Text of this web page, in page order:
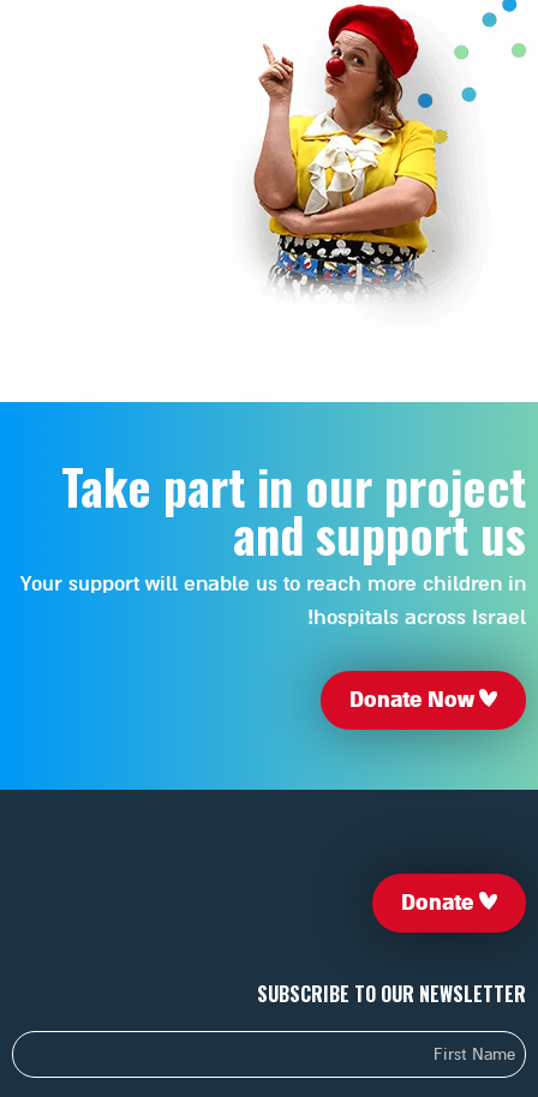
Take part in our project
and support us
Your support will enable us to reach more children in
hospitals across Israel!
Donate Now
SUBSCRIBE TO OUR NEWSLETTER
First
Name